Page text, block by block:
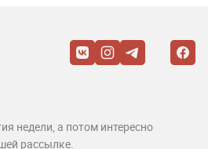
недели, а потом интересно
рассылке.